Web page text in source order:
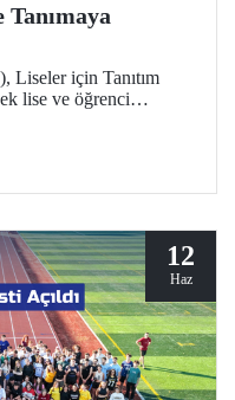
Liseler için Tanıtım
lise ve öğrenci
tanıdı.
12
Haz